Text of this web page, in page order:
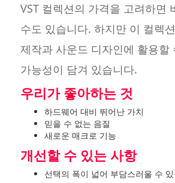
VST 컬렉션의 가격을 고려하면
수도 있습니다. 하지만 이 컬렉
제작과 사운드 디자인에 활용할
가능성이 담겨 있습니다.
우리가 좋아하는 것
하드웨어 대비 뛰어난 가치
믿을 수 없는 음질
새로운 매크로 기능
개선할 수 있는 사항
선택의 폭이 넓어 부담스러울 수